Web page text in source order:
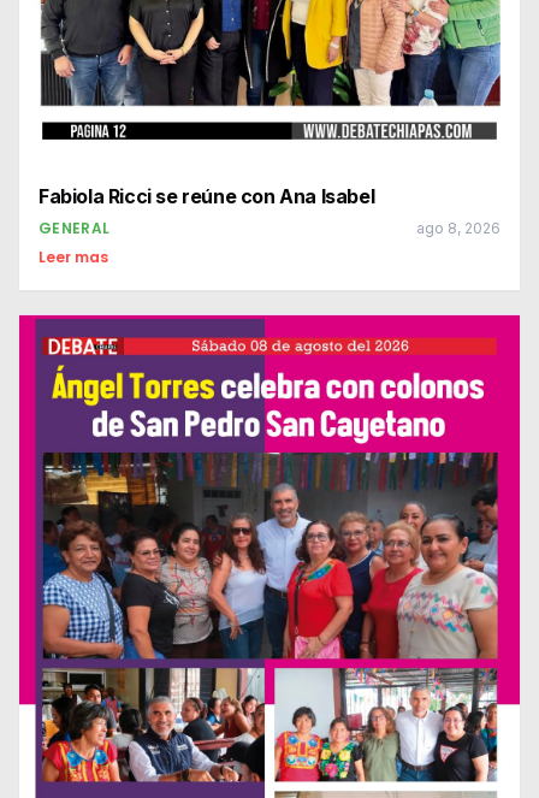
Fabiola Ricci se reúne con Ana Isabel
GENERAL ago 8, 2026
Leer mas